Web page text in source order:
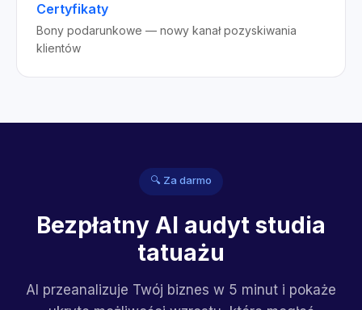
Certyfikaty
Bony podarunkowe — nowy kanał pozyskiwania
klientów
🔍 Za darmo
Bezpłatny AI audyt studia
tatuażu
AI przeanalizuje Twój biznes w 5 minut i pokaże